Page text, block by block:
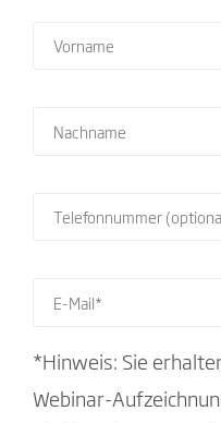
*Hinweis: Sie
Webinar-